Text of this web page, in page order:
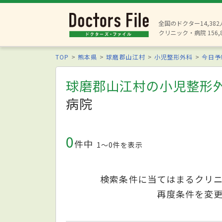
全国のドクター14,382
クリニック・病院
TOP 熊本県 球磨郡山江村 小児整形外科 今日
球磨郡山江村の小児整形
病院
0件中 1〜0件を表示
検索条件に当てはまるクリ
再度条件を変